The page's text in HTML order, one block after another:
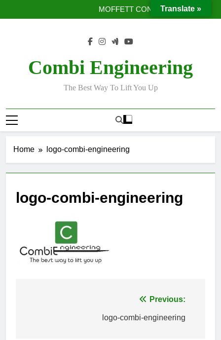
to
MOFFETT CONVEYORS
Ταινίες μεταφοράς προϊόντων χωρίς χρήση κλαρκ
MOFFETT CONVEYORS
Έργο με μεταλλική υπερκατασκευή
Combi Engineering
The Best Way To Lift You Up
Home logo-combi-engineering
logo-combi-engineering
Previous:
logo-combi-engineering
Translate »